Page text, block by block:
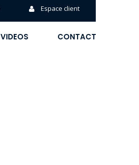
Espace client
VIDEOS CONTACT